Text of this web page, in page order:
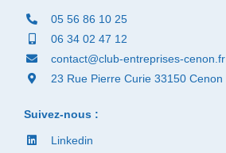
05 56 86 10 25
06 34 02 47 12
contact@club-entreprises-cenon.fr
23 Rue Pierre Curie 33150 Cenon
Suivez-nous :
Linkedin